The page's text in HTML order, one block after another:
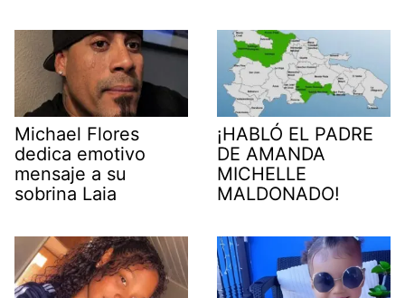
Michael Flores
dedica emotivo
mensaje a su
sobrina Laia
¡HABLÓ EL PADRE
DE AMANDA
MICHELLE
MALDONADO!